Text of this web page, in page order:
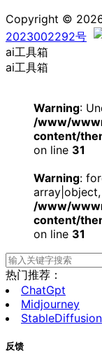
Copyright ©
2023002292号
ai工具箱
ai工具箱
Warning:
/www/
content/
on line 31
Warning:
/www/
content/
on line 31
热门推荐：
ChatGpt
Midjourney
StableDiffusion
反馈